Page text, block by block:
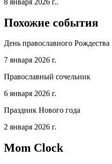
Похожие события
День православного Рождества
7 января 2026 г.
Православный сочельник
6 января 2026 г.
Праздник Нового года
2 января 2026 г.
Mom Clock